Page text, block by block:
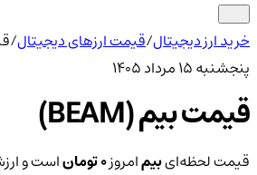
خرید ارز دیجیتال/قیمت ارزهای دیجیتال/
پنجشنبه ۱۵ مرداد ۱۴۰۵
قیمت بیم (BEAM)
قیمت لحظه‌ایبیمامروز0 تومان است و